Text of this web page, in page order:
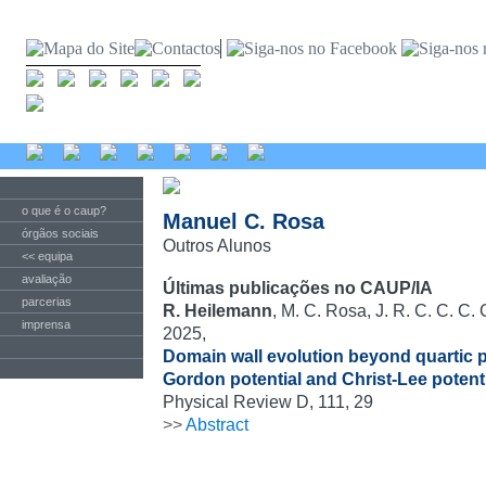
o que é o caup?
órgãos sociais
<< equipa
avaliação
parcerias
imprensa
Manuel C. Rosa
Outros Alunos
Últimas publicações no CAUP/IA
R. Heilemann, M. C. Rosa, J. R. C. C. C.
2025,
Domain wall evolution beyond quartic
Gordon potential and Christ-Lee
Physical Review D, 111, 29
>>Abstract